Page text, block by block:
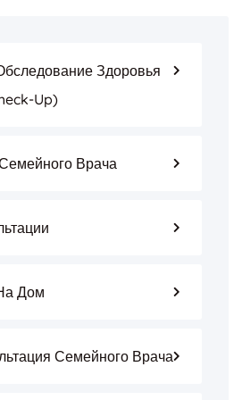
Здоровья
Up)
Врача
Дом
Семейного Врача